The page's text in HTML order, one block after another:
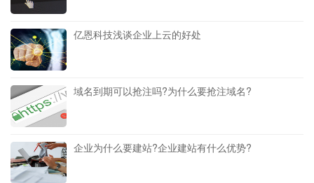
亿恩科技浅谈企业上云的好处
域名到期可以抢注吗?为什么要抢注域名?
企业为什么要建站?企业建站有什么优势?